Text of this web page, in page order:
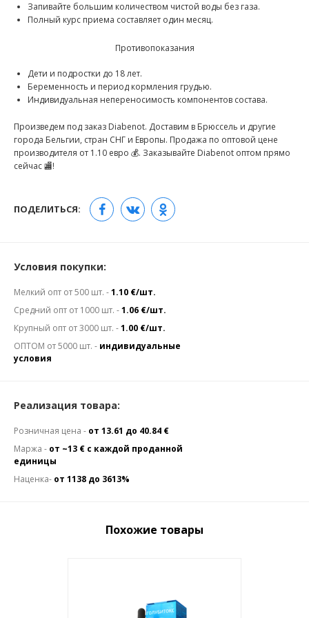
Запивайте большим количеством чистой воды без газа.
Полный курс приема составляет один месяц.
Противопоказания
Дети и подростки до 18 лет.
Беременность и период кормления грудью.
Индивидуальная непереносимость компонентов состава.
Произведем под заказ Diabenot. Доставим в Брюссель и другие
города Бельгии, стран СНГ и Европы. Продажа по оптовой цене
производителя от 1.10 евро 💰. Заказывайте Diabenot оптом прямо
сейчас 🏬!
ПОДЕЛИТЬСЯ:
Условия покупки:
Мелкий опт от 500 шт. -1.10 €/шт.
Средний опт от 1000 шт. -1.06 €/шт.
Крупный опт от 3000 шт. -1.00 €/шт.
ОПТОМ от 5000 шт. - индивидуальные
условия
Реализация товара:
Розничная цена - от 13.61 до 40.84 €
Маржа - от ~13 € с каждой проданной
единицы
Наценка- от 1138 до 3613%
Похожие товары